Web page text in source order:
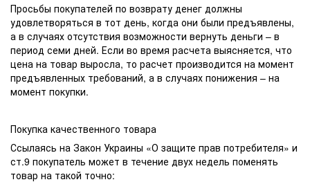
Просьбы покупателей по возврату денег должны
удовлетворяться в тот день, когда они были предъявлены,
а в случаях отсутствия возможности вернуть деньги – в
период семи дней. Если во время расчета выясняется, что
цена на товар выросла, то расчет производится на момент
предъявленных требований, а в случаях понижения – на
момент покупки.
Покупка качественного товара
Ссылаясь на Закон Украины «О защите прав потребителя» и
ст.9 покупатель может в течение двух недель поменять
товар на такой точно: